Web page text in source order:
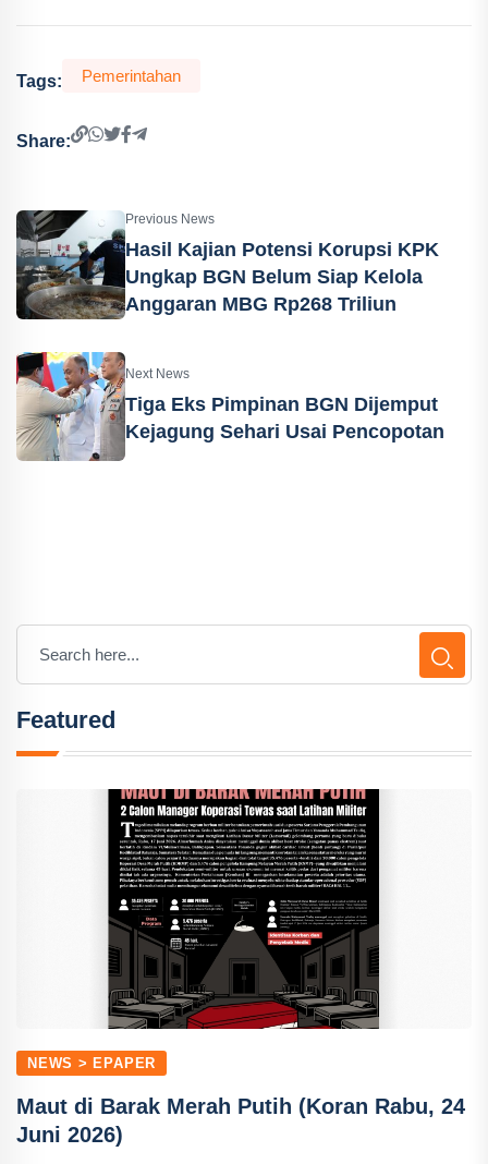
Tags: Pemerintahan
Share:
Previous News
Hasil Kajian Potensi Korupsi KPK
Ungkap BGN Belum Siap Kelola
Anggaran MBG Rp268 Triliun
Next News
Tiga Eks Pimpinan BGN Dijemput
Kejagung Sehari Usai Pencopotan
Featured
NEWS > EPAPER
Maut di Barak Merah Putih (Koran Rabu, 24
Juni 2026)